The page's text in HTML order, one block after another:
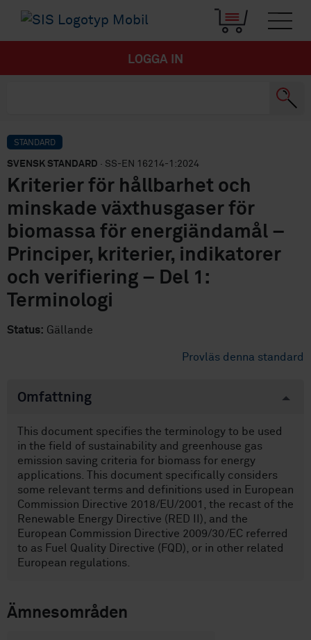
LOGGA IN
STANDARD
SVENSK STANDARD · SS-EN 16214-1:2024
Kriterier för hållbarhet och
minskade växthusgaser för
biomassa för energiändamål –
Principer, kriterier, indikatorer
och verifiering – Del 1:
Terminologi
Status: Gällande
Provläs denna standard
Omfattning
This document specifies the terminology to be used
in the field of sustainability and greenhouse gas
emission saving criteria for biomass for energy
applications. This document specifically considers
some relevant terms and definitions used in European
Commission Directive 2018/EU/2001, the recast of the
Renewable Energy Directive (RED II), and the
European Commission Directive 2009/30/EC referred
to as Fuel Quality Directive (FQD), or in other related
European regulations.
Ämnesområden